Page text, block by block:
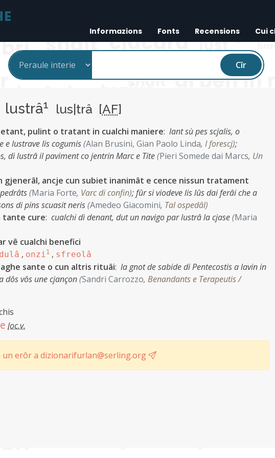
Informazions Fonts Recensions Cui
Cîr
lustrâ1 lus|trâ [AF]
pulint o tratant in cualchi maniere: lant sù pes scjalis, o
e lustrave lis cogumis(Alan Brusini, Gian Paolo Linda, I forescj);
di lustrâ il paviment co jentrin Marc e Tite(Pieri Somede dai Marcs, Un
gjenerâl, ancje cun subiet inanimât e cence nissun tratament
(Maria Forte, Varc di confin);fûr si viodeve lis lûs dai ferâi che a
di pins scuasit neris(Amedeo Giacomini, Tal ospedâl)
tante cure: cualchi dì denant, dut un navigo par lustrâ la cjase(Maria
vê cualchi benefici
, onzi1 , sfreolâ
sante o cun altris rituâi: la gnot de sabide di Pentecostis a lavin in
dôs vôs une cjançon(Sandri Carrozzo, Benandants e Terapeutis /
loc.v.
un erôr a dizionarifurlan@serling.org